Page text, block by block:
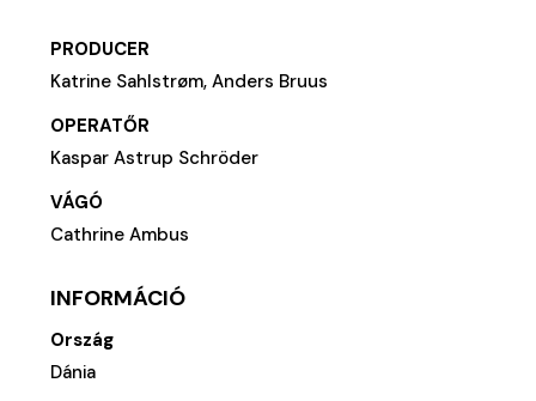
PRODUCER
Katrine Sahlstrøm, Anders Bruus
OPERATŐR
Kaspar Astrup Schröder
VÁGÓ
Cathrine Ambus
INFORMÁCIÓ
Ország
Dánia